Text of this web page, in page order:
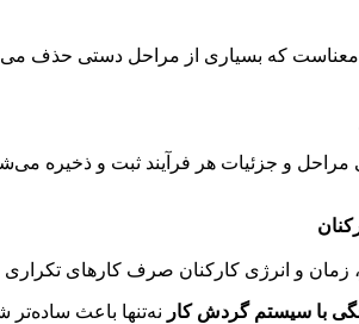
معناست که بسیاری از مراحل دستی حذف
و جزئیات هر فرآیند ثبت و ذخیره
زمان و انرژی کارکنان صرف کارهای
با سیستم گردش کار نه‌تنها باعث